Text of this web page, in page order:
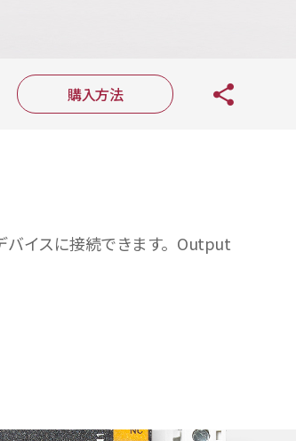
購入方法
バイスに接続できます。Output